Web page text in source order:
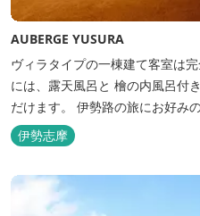
AUBERGE YUSURA
ヴィラタイプの一棟建て客室は
には、露天風呂と 檜の内風呂付
だけます。 伊勢路の旅にお好み
「AUBERGE YUSURA」が大切
らではの「ひと手間」のおもて
て...
伊勢志摩